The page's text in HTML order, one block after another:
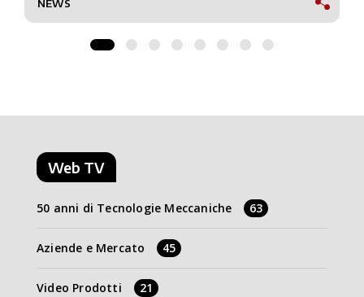
NEWS
Web TV
50 anni di Tecnologie Meccaniche 63
Aziende e Mercato 45
Video Prodotti 21